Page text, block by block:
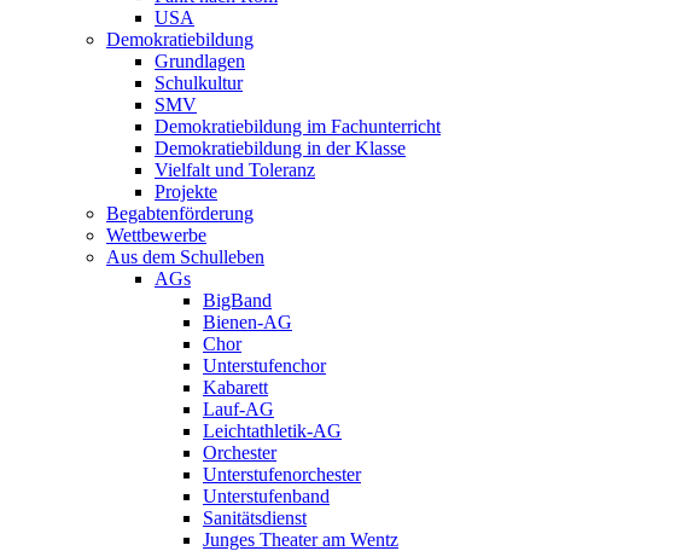
USA
Demokratiebildung
Grundlagen
Schulkultur
SMV
Demokratiebildung im Fachunterricht
Demokratiebildung in der Klasse
Vielfalt und Toleranz
Projekte
Begabtenförderung
Wettbewerbe
Aus dem Schulleben
AGs
BigBand
Bienen-AG
Chor
Unterstufenchor
Kabarett
Lauf-AG
Leichtathletik-AG
Orchester
Unterstufenorchester
Unterstufenband
Sanitätsdienst
Junges Theater am Wentz